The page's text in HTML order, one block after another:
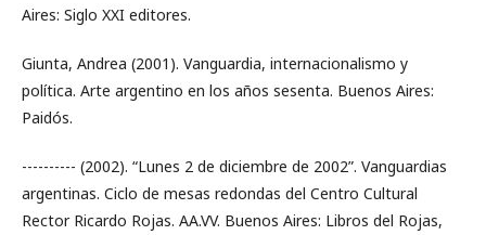
Aires: Siglo XXI editores.
Giunta, Andrea (2001). Vanguardia, internacionalismo y
política. Arte argentino en los años sesenta. Buenos Aires:
Paidós.
---------- (2002). “Lunes 2 de diciembre de 2002”. Vanguardias
argentinas. Ciclo de mesas redondas del Centro Cultural
Rector Ricardo Rojas. AA.VV. Buenos Aires: Libros del Rojas,